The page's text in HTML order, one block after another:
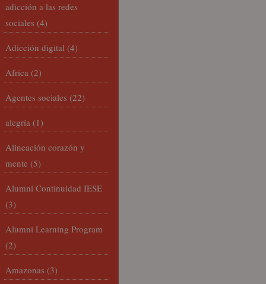
adicción a las redes
sociales (4)
Adicción digital (4)
Africa (2)
Agentes sociales (22)
alegría (1)
Alineación corazón y
mente (5)
Alumni Continuidad IESE
(3)
Alumni Learning Program
(2)
Amazonas (3)